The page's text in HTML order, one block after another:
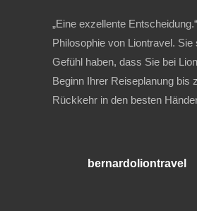
„Eine exzellente
Philosophie von Liontravel. Sie
Gefühl haben, dass Sie bei
Beginn Ihrer Reiseplanung bis
Rückkehr in den besten
bernardoliontravel